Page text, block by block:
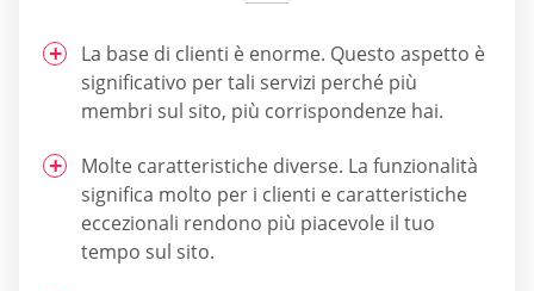
La base di clienti è enorme. Questo aspetto è
significativo per tali servizi perché più
membri sul sito, più corrispondenze hai.
Molte caratteristiche diverse. La funzionalità
significa molto per i clienti e caratteristiche
eccezionali rendono più piacevole il tuo
tempo sul sito.